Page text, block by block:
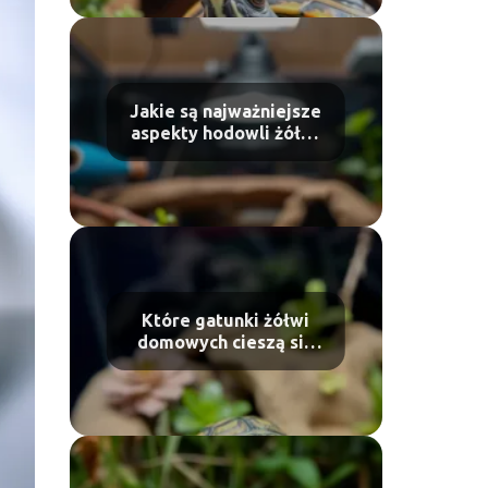
Jakie są najważniejsze
aspekty hodowli żółwi
domowych?
Które gatunki żółwi
domowych cieszą się
największą
popularnością?